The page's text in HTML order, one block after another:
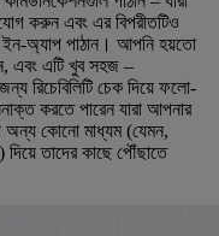
করুন এবং এর বিপরীতটিও
ইন-অ্যাপ পাঠান। আপনি হয়তো
এবং এটি খুব সহজ –
রিচেবিলিটি চেক দিয়ে ফলো-
করতে পারেন যারা আপনার
অন্য কোনো মাধ্যম (যেমন,
দিয়ে তাদের কাছে পৌঁছাতে